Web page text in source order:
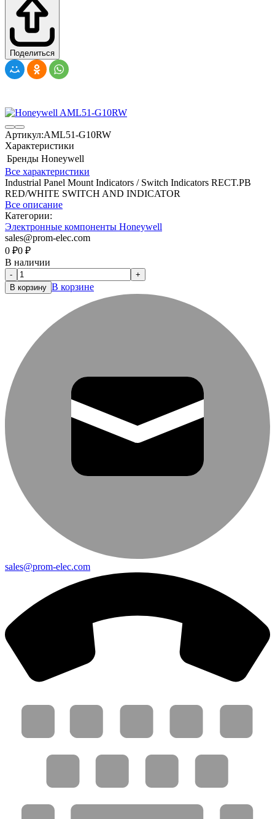
Поделиться
Артикул:AML51-G10RW
Характеристики
Бренды Honeywell
Все характеристики
Industrial Panel Mount Indicators / Switch Indicators RECT.PB
RED/WHITE SWITCH AND INDICATOR
Все описание
Категории:
Электронные компоненты Honeywell
sales@prom-elec.com
0 ₽0 ₽
В наличии
-
+
В корзину В корзине
sales@prom-elec.com